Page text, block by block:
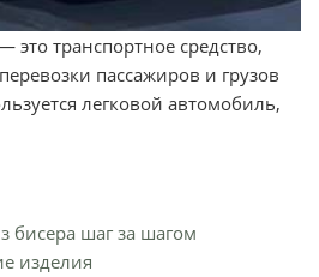
это транспортное средство,
пассажиров и грузов
легковой автомобиль,
бисера шаг за шагом
изделия